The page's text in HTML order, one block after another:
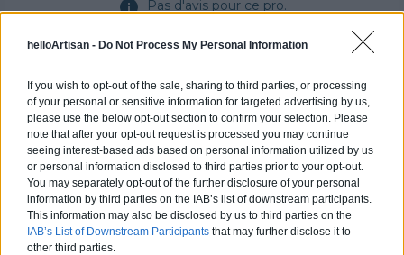
helloArtisan - Do Not Process My Personal Information
If you wish to opt-out of the sale, sharing to third parties, or processing
of your personal or sensitive information for targeted advertising by us,
please use the below opt-out section to confirm your selection. Please
note that after your opt-out request is processed you may continue
seeing interest-based ads based on personal information utilized by us
or personal information disclosed to third parties prior to your opt-out.
You may separately opt-out of the further disclosure of your personal
information by third parties on the IAB’s list of downstream participants.
This information may also be disclosed by us to third parties on the
IAB’s List of Downstream Participants that may further disclose it to
other third parties.
Pas d'avis pour ce pro.
0800 20 03 20
Devis
Labels et certifications : RGE
Partenaire
NEW BUILDING